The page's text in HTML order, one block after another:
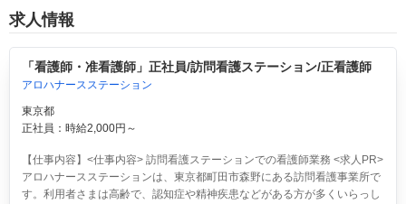
求人情報
「看護師・准看護師」正社員/訪問看護ステーション/正看護師
アロハナースステーション
東京都
正社員：時給2,000円～
【仕事内容】<仕事内容> 訪問看護ステーションでの看護師業務 <求人PR>
アロハナースステーションは、東京都町田市森野にある訪問看護事業所で
す。利用者さまは高齢で、認知症や精神疾患などがある方が多くいらっし